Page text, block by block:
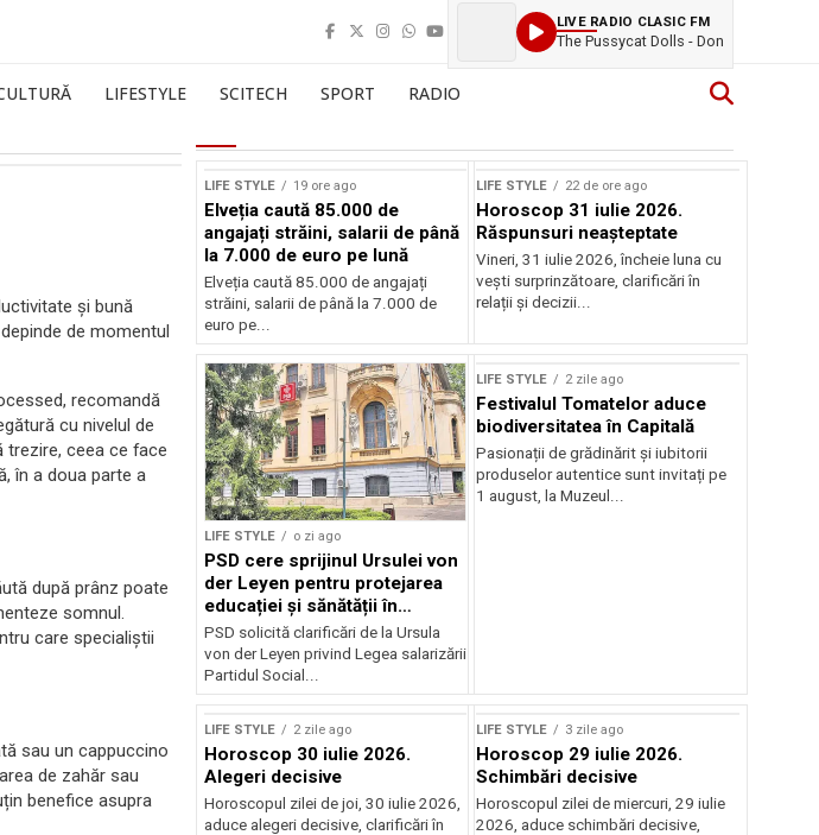
LIVE RADIO CLASIC FM
The Pussycat Dolls - Don
LIFESTYLE SCITECH SPORT RADIO
și bună
de momentul
recomandă
cu nivelul de
trezire, ceea ce face
în a doua parte a
după prânz poate
somnul.
care specialiștii
sau un cappuccino
de zahăr sau
benefice asupra
LIFE STYLE 19 ore ago
Elveția caută 85.000 de
angajați străini, salarii de până
la 7.000 de euro pe lună
Elveția caută 85.000 de angajați
străini, salarii de până la 7.000 de
euro pe...
LIFE STYLE 22 de ore ago
Horoscop 31 iulie 2026.
Răspunsuri neașteptate
Vineri, 31 iulie 2026, încheie luna cu
vești surprinzătoare, clarificări în
relații și decizii...
LIFE STYLE o zi ago
PSD cere sprijinul Ursulei von
der Leyen pentru protejarea
educației și sănătății în
reforma salarială
PSD solicită clarificări de la Ursula
von der Leyen privind Legea salarizării
Partidul Social...
LIFE STYLE 2 zile ago
Festivalul Tomatelor aduce
biodiversitatea în Capitală
Pasionații de grădinărit și iubitorii
produselor autentice sunt invitați pe
1 august, la Muzeul...
LIFE STYLE 2 zile ago
Horoscop 30 iulie 2026.
Alegeri decisive
Horoscopul zilei de joi, 30 iulie 2026,
aduce alegeri decisive, clarificări în
LIFE STYLE 3 zile ago
Horoscop 29 iulie 2026.
Schimbări decisive
Horoscopul zilei de miercuri, 29 iulie
2026, aduce schimbări decisive,